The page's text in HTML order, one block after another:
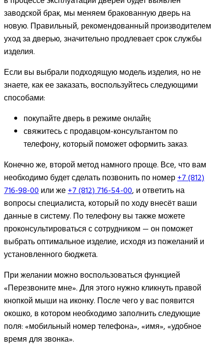
заводской брак, мы меняем бракованную дверь на
новую. Правильный, рекомендованный производителем
уход за дверью, значительно продлевает срок службы
изделия.
Если вы выбрали подходящую модель изделия, но не
знаете, как ее заказать, воспользуйтесь следующими
способами:
покупайте дверь в режиме онлайн;
свяжитесь с продавцом-консультантом по
телефону, который поможет оформить заказ.
Конечно же, второй метод намного проще. Все, что вам
необходимо будет сделать позвонить по номер+7 (812)
716-98-00или же+7 (812) 716-54-00, и ответить на
вопросы специалиста, который по ходу внесёт ваши
данные в систему. По телефону вы также можете
проконсультироваться с сотрудником — он поможет
выбрать оптимальное изделие, исходя из пожеланий и
установленного бюджета.
При желании можно воспользоваться функцией
«Перезвоните мне». Для этого нужно кликнуть правой
кнопкой мыши на иконку. После чего у вас появится
окошко, в котором необходимо заполнить следующие
поля: «мобильный номер телефона», «имя», «удобное
время для звонка».